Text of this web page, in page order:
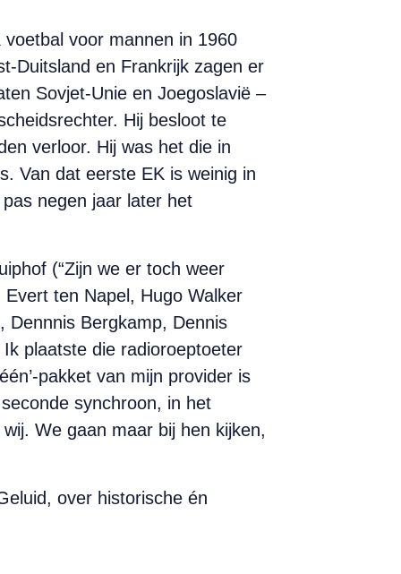
voor mannen in 1960
Duitsland en Frankrijk zagen er
Sovjet-Unie en Joegoslavië –
Hij besloot te
verloor. Hij was het die in
Van dat eerste EK is weinig in
pas negen jaar later het
(“Zijn we er toch weer
ten Napel, Hugo Walker
Dennnis Bergkamp, Dennis
plaatste die radioroeptoeter
pakket van mijn provider is
synchroon, in het
We gaan maar bij hen kijken,
over historische én